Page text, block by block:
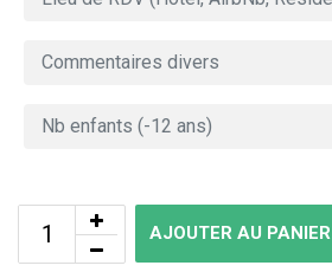
AJOUTER AU PANIER